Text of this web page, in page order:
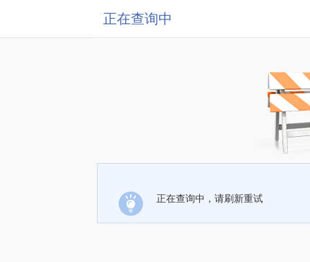
正在查询中
正在查询中，请刷新重试